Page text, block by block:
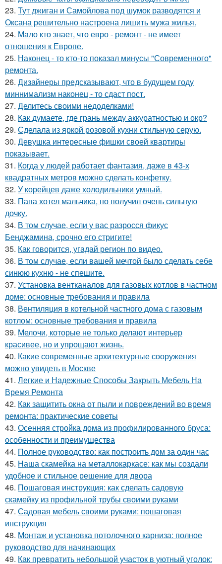
23. Тут джиган и Самойлова под шумок разводятся и
Оксана решительно настроена лишить мужа жилья.
24. Мало кто знает, что евро - ремонт - не имеет
отношения к Европе.
25. Наконец - то кто-то показал минусы "Современного"
ремонта.
26. Дизайнеры предсказывают, что в будущем году
миннимализм наконец - то сдаст пост.
27. Делитесь своими недоделками!
28. Как думаете, где грань между аккуратностью и окр?
29. Сделала из яркой розовой кухни стильную серую.
30. Девушка интересные фишки своей квартиры
показывает.
31. Когда у людей работает фантазия, даже в 43-х
квадратных метров можно сделать конфетку.
32. У корейцев даже холодильники умный.
33. Папа хотел мальчика, но получил очень сильную
дочку.
34. В том случае, если у вас разросся фикус
Бенджамина, срочно его стригите!
35. Как говорится, угадай регион по видео.
36. В том случае, если вашей мечтой было сделать себе
синюю кухню - не спешите.
37. Установка вентканалов для газовых котлов в частном
доме: основные требования и правила
38. Вентиляция в котельной частного дома с газовым
котлом: основные требования и правила
39. Мелочи, которые не только делают интерьер
красивее, но и упрощают жизнь.
40. Какие современные архитектурные сооружения
можно увидеть в Москве
41. Легкие и Надежные Способы Закрыть Мебель На
Время Ремонта
42. Как защитить окна от пыли и повреждений во время
ремонта: практические советы
43. Осенняя стройка дома из профилированного бруса:
особенности и преимущества
44. Полное руководство: как построить дом за один час
45. Наша скамейка на металлокаркасе: как мы создали
удобное и стильное решение для двора
46. Пошаговая инструкция: как сделать садовую
скамейку из профильной трубы своими руками
47. Садовая мебель своими руками: пошаговая
инструкция
48. Монтаж и установка потолочного карниза: полное
руководство для начинающих
49. Как превратить небольшой участок в уютный уголок: